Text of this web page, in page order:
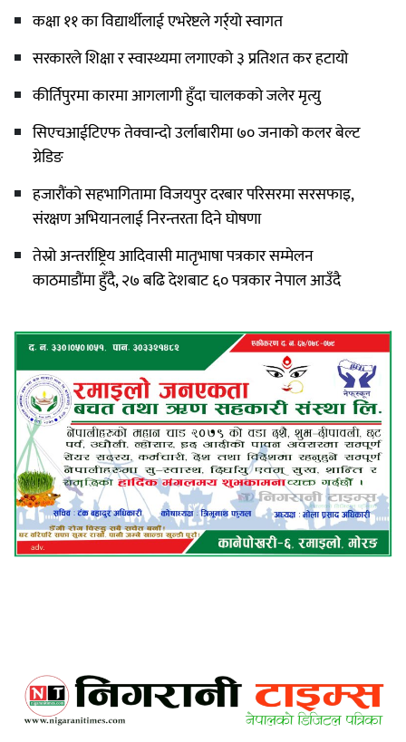
कक्षा ११ का विद्यार्थीलाई एभरेष्टले गर्र्यो स्वागत
सरकारले शिक्षा र स्वास्थ्यमा लगाएको ३ प्रतिशत कर हटायो
कीर्तिपुरमा कारमा आगलागी हुँदा चालकको जलेर मृत्यु
सिएचआईटिएफ तेक्वान्दो उर्लाबारीमा ७० जनाको कलर बेल्ट
ग्रेडिङ
हजारौंको सहभागितामा विजयपुर दरबार परिसरमा सरसफाइ,
संरक्षण अभियानलाई निरन्तरता दिने घोषणा
तेस्रो अन्तर्राष्ट्रिय आदिवासी मातृभाषा पत्रकार सम्मेलन
काठमाडौंमा हुँदै, २७ बढि देशबाट ६० पत्रकार नेपाल आउँदै